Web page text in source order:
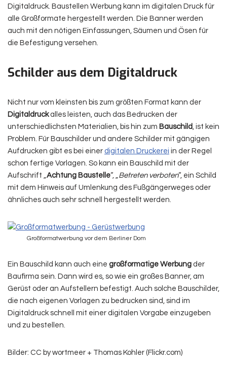
Digitaldruck. Baustellen Werbung kann im digitalen Druck für
alle Großformate hergestellt werden. Die Banner werden
auch mit den nötigen Einfassungen, Säumen und Ösen für
die Befestigung versehen.
Schilder aus dem Digitaldruck
Nicht nur vom kleinsten bis zum größten Format kann der
Digitaldruckalles leisten, auch das Bedrucken der
unterschiedlichsten Materialien, bis hin zum Bauschild, ist kein
Problem. Für Bauschilder und andere Schilder mit gängigen
Aufdrucken gibt es bei einer digitalen Druckerei in der Regel
schon fertige Vorlagen. So kann ein Bauschild mit der
Aufschrift „Achtung Baustelle“, „Betreten verboten“, ein Schild
mit dem Hinweis auf Umlenkung des Fußgängerweges oder
ähnliches auch sehr schnell hergestellt werden.
Großformatwerbung vor dem Berliner Dom
Ein Bauschild kann auch eine großformatige Werbung der
Baufirma sein. Dann wird es, so wie ein großes Banner, am
Gerüst oder an Aufstellern befestigt. Auch solche Bauschilder,
die nach eigenen Vorlagen zu bedrucken sind, sind im
Digitaldruck schnell mit einer digitalen Vorgabe einzugeben
und zu bestellen.
Bilder: CC by wortmeer + Thomas Kohler (Flickr.com)